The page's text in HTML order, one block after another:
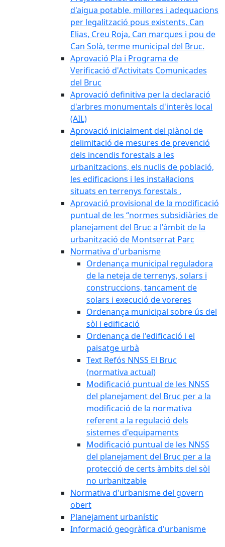
d'aigua potable, millores i adequacions
per legalització pous existents, Can
Elias, Creu Roja, Can marques i pou de
Can Solà, terme municipal del Bruc.
Aprovació Pla i Programa de
Verificació d'Activitats Comunicades
del Bruc
Aprovació definitiva per la declaració
d'arbres monumentals d'interès local
(AIL)
Aprovació inicialment del plànol de
delimitació de mesures de prevenció
dels incendis forestals a les
urbanitzacions, els nuclis de població,
les edificacions i les instal·lacions
situats en terrenys forestals .
Aprovació provisional de la modificació
puntual de les “normes subsidiàries de
planejament del Bruc a l'àmbit de la
urbanització de Montserrat Parc
Normativa d'urbanisme
Ordenança municipal reguladora
de la neteja de terrenys, solars i
construccions, tancament de
solars i execució de voreres
Ordenança municipal sobre ús del
sòl i edificació
Ordenança de l'edificació i el
paisatge urbà
Text Refós NNSS El Bruc
(normativa actual)
Modificació puntual de les NNSS
del planejament del Bruc per a la
modificació de la normativa
referent a la regulació dels
sistemes d'equipaments
Modificació puntual de les NNSS
del planejament del Bruc per a la
protecció de certs àmbits del sòl
no urbanitzable
Normativa d'urbanisme del govern
obert
Planejament urbanístic
Informació geogràfica d'urbanisme